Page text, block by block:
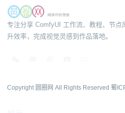
专注分享 ComfyUI 工作流、教程、节
升效率，完成视觉灵感到作品落地。
Copyright 圆圈网 All Rights Reserved 蜀